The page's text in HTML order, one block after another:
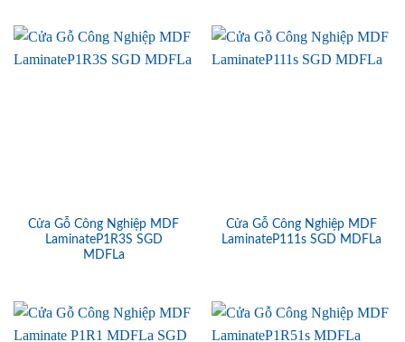
Cửa Gỗ Công Nghiệp MDF
LaminateP1R3S SGD
MDFLa
Cửa Gỗ Công Nghiệp MDF
LaminateP111s SGD MDFLa